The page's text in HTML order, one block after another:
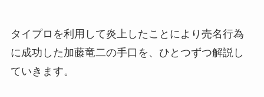
タイプロを利用して炎上したことにより売名行為
に成功した加藤竜二の手口を、ひとつずつ解説し
ていきます。